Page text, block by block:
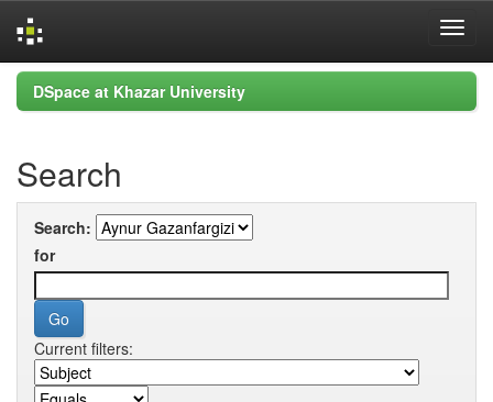
Skip
navigation
DSpace at Khazar University
Search
Search:
for
Current filters: